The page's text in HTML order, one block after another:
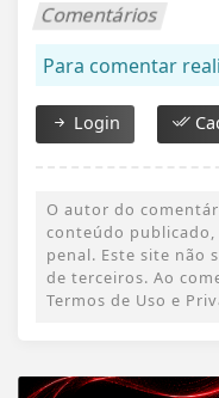
Comentários
Para comentar
Login
O autor do
conteúdo publicado,
penal. Este site não
de terceiros. Ao
Termos de Uso e